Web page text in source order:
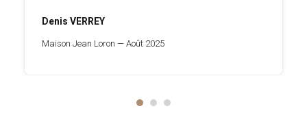
Denis VERREY
Maison Jean Loron — Août 2025